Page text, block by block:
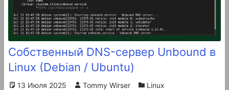
Собственный DNS-сервер Unbound в
Linux (Debian / Ubuntu)
13 Июля 2025 Tommy Wirser Linux